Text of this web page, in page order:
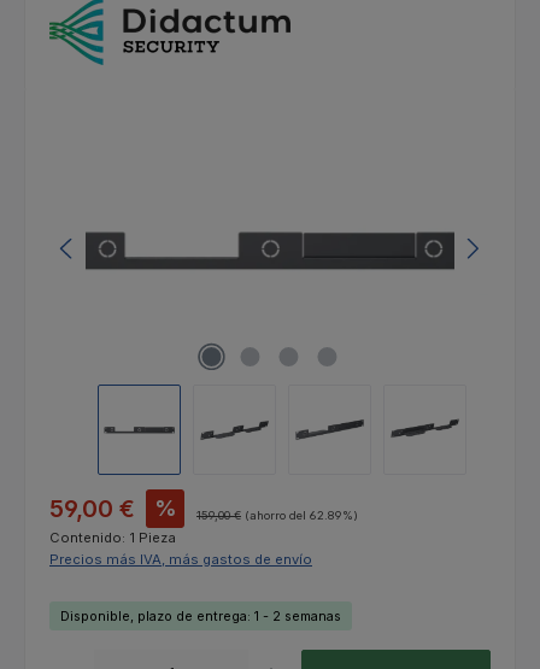
Precio de venta:
59,00 € % Precio normal:
159,00 € (ahorro del 62.89%)
Contenido: 1 Pieza
Precios más IVA, más gastos de envío
Disponible, plazo de entrega: 1 - 2 semanas